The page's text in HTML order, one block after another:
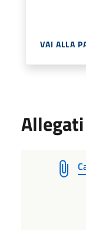
VAI ALLA
Allegati